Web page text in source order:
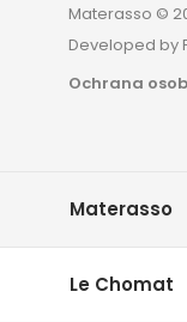
Materasso ©
Developed by
Ochrana
Materasso
Le Chomat